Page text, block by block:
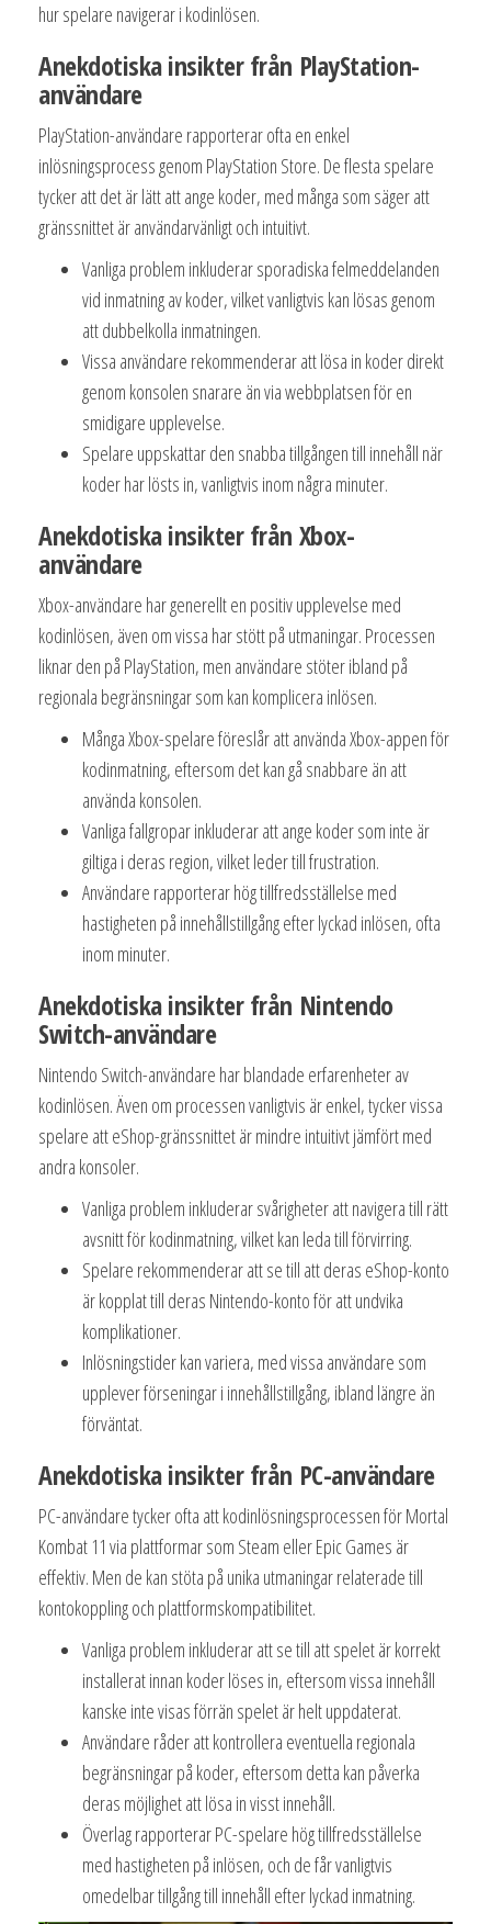
hur spelare navigerar i kodinlösen.
Anekdotiska insikter från PlayStation-
användare
PlayStation-användare rapporterar ofta en enkel
inlösningsprocess genom PlayStation Store. De flesta spelare
tycker att det är lätt att ange koder, med många som säger att
gränssnittet är användarvänligt och intuitivt.
Vanliga problem inkluderar sporadiska felmeddelanden
vid inmatning av koder, vilket vanligtvis kan lösas genom
att dubbelkolla inmatningen.
Vissa användare rekommenderar att lösa in koder direkt
genom konsolen snarare än via webbplatsen för en
smidigare upplevelse.
Spelare uppskattar den snabba tillgången till innehåll när
koder har lösts in, vanligtvis inom några minuter.
Anekdotiska insikter från Xbox-
användare
Xbox-användare har generellt en positiv upplevelse med
kodinlösen, även om vissa har stött på utmaningar. Processen
liknar den på PlayStation, men användare stöter ibland på
regionala begränsningar som kan komplicera inlösen.
Många Xbox-spelare föreslår att använda Xbox-appen för
kodinmatning, eftersom det kan gå snabbare än att
använda konsolen.
Vanliga fallgropar inkluderar att ange koder som inte är
giltiga i deras region, vilket leder till frustration.
Användare rapporterar hög tillfredsställelse med
hastigheten på innehållstillgång efter lyckad inlösen, ofta
inom minuter.
Anekdotiska insikter från Nintendo
Switch-användare
Nintendo Switch-användare har blandade erfarenheter av
kodinlösen. Även om processen vanligtvis är enkel, tycker vissa
spelare att eShop-gränssnittet är mindre intuitivt jämfört med
andra konsoler.
Vanliga problem inkluderar svårigheter att navigera till rätt
avsnitt för kodinmatning, vilket kan leda till förvirring.
Spelare rekommenderar att se till att deras eShop-konto
är kopplat till deras Nintendo-konto för att undvika
komplikationer.
Inlösningstider kan variera, med vissa användare som
upplever förseningar i innehållstillgång, ibland längre än
förväntat.
Anekdotiska insikter från PC-användare
PC-användare tycker ofta att kodinlösningsprocessen för Mortal
Kombat 11 via plattformar som Steam eller Epic Games är
effektiv. Men de kan stöta på unika utmaningar relaterade till
kontokoppling och plattformskompatibilitet.
Vanliga problem inkluderar att se till att spelet är korrekt
installerat innan koder löses in, eftersom vissa innehåll
kanske inte visas förrän spelet är helt uppdaterat.
Användare råder att kontrollera eventuella regionala
begränsningar på koder, eftersom detta kan påverka
deras möjlighet att lösa in visst innehåll.
Överlag rapporterar PC-spelare hög tillfredsställelse
med hastigheten på inlösen, och de får vanligtvis
omedelbar tillgång till innehåll efter lyckad inmatning.